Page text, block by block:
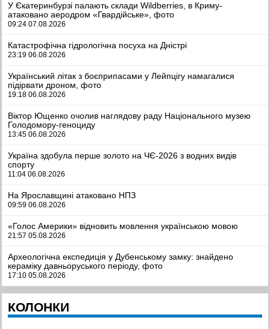
У Єкатеринбурзі палають склади Wildberries, в Криму-
атаковано аеродром «Гвардійське», фото
09:24 07.08.2026
Катастрофічна гідрологічна посуха на Дністрі
23:19 06.08.2026
Український літак з боєприпасами у Лейпцігу намагалися
підірвати дроном, фото
19:18 06.08.2026
Віктор Ющенко очолив наглядову раду Національного музею
Голодомору-геноциду
13:45 06.08.2026
Україна здобула перше золото на ЧЄ-2026 з водних видів
спорту
11:04 06.08.2026
На Ярославщині атаковано НПЗ
09:59 06.08.2026
«Голос Америки» відновить мовлення українською мовою
21:57 05.08.2026
Археологічна експедиція у Дубенському замку: знайдено
кераміку давньоруського періоду, фото
17:10 05.08.2026
рф розгортає підрозділ КНДР з балістикою для обстрілу
України, Трамп - відмовив Зеленському у ракетах для Patriot
14:06 05.08.2026
КОЛОНКИ